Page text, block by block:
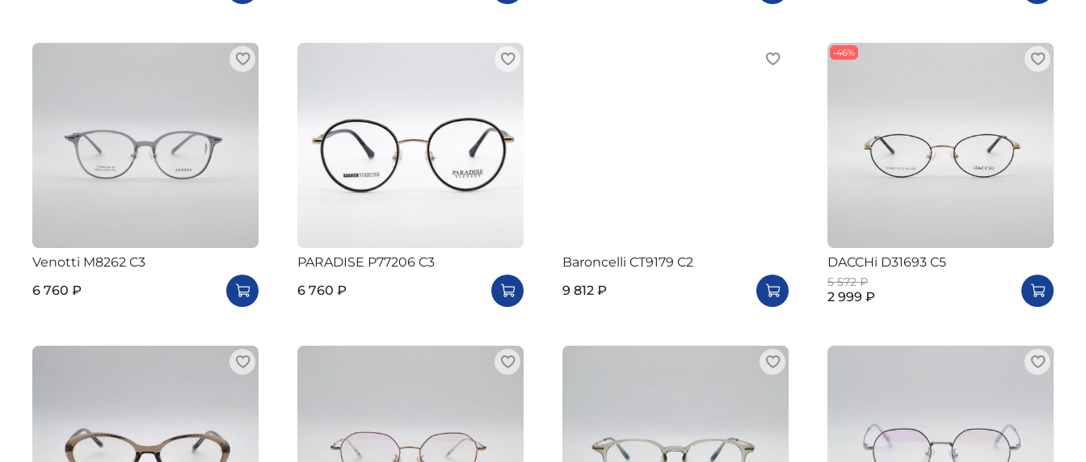
Venotti M8262 C3
6 760 ₽
PARADISE P77206 C3
6 760 ₽
Baroncelli CT9179 C2
9 812 ₽
-46%
DACCHi D31693 C5
5 572 ₽
2 999 ₽